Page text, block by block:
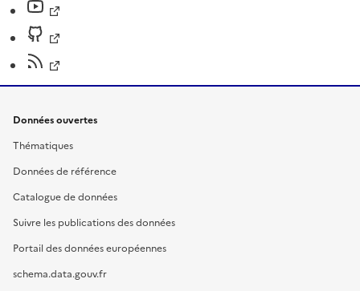
Données ouvertes
Thématiques
Données de référence
Catalogue de données
Suivre les publications des données
Portail des données européennes
schema.data.gouv.fr